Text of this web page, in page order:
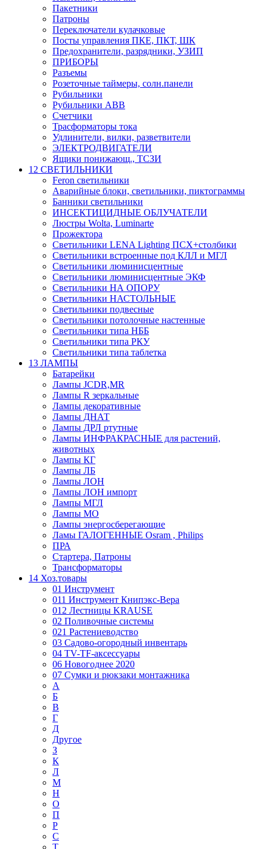
Пакетники
Патроны
Переключатели кулачковые
Посты управления ПКЕ, ПКТ, ШК
Предохранители, разрядники, УЗИП
ПРИБОРЫ
Разъемы
Розеточные таймеры, солн.панели
Рубильники
Рубильники ABB
Счетчики
Трасформаторы тока
Удлинители, вилки, разветвители
ЭЛЕКТРОДВИГАТЕЛИ
Ящики понижающ., ТСЗИ
12 СВЕТИЛЬНИКИ
Feron светильники
Аварийные блоки, светильники, пиктограммы
Банники светильники
ИНСЕКТИЦИДНЫЕ ОБЛУЧАТЕЛИ
Люстры Wolta, Luminarte
Прожектора
Светильники LENA Lighting ПСХ+столбики
Светильники встроенные под КЛЛ и МГЛ
Светильники люминисцентные
Светильники люминисцентные ЭКФ
Светильники НА ОПОРУ
Светильники НАСТОЛЬНЫЕ
Светильники подвесные
Светильники потолочные настенные
Светильники типа НББ
Светильники типа РКУ
Светильники типа таблетка
13 ЛАМПЫ
Батарейки
Лампы JCDR,MR
Лампы R зеркальные
Лампы декоративные
Лампы ДНАТ
Лампы ДРЛ ртутные
Лампы ИНФРАКРАСНЫЕ для растений,
животных
Лампы КГ
Лампы ЛБ
Лампы ЛОН
Лампы ЛОН импорт
Лампы МГЛ
Лампы МО
Лампы энергосберегающие
Ламы ГАЛОГЕННЫЕ Osram , Philips
ПРА
Стартера, Патроны
Трансформаторы
14 Хоз.товары
01 Инструмент
011 Инструмент Книпэкс-Вера
012 Лестницы KRAUSE
02 Поливочные системы
021 Растениеводство
03 Садово-огородный инвентарь
04 TV-TF-аксессуары
06 Новогоднее 2020
07 Сумки и рюкзаки монтажника
А
Б
В
Г
Д
Другое
З
К
Л
М
Н
О
П
Р
С
Т